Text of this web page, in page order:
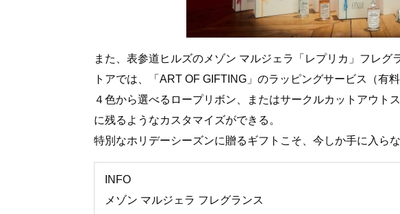
また、表参道ヒルズのメゾン マルジェラ「レプリカ」フレグ
トアでは、「ART OF GIFTING」のラッピングサービス（有
４色から選べるロープリボン、またはサークルカットアウト
に残るようなカスタマイズができる。
特別なホリデーシーズンに贈るギフトこそ、今しか手に入ら
INFO
メゾン マルジェラ フレグランス